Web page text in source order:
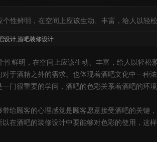
个性鲜明，在空间上应该生动、丰富，给人以轻
设计,酒吧装修设计
明，在空间上应该生动、丰富，给人以轻松
于酒精之外的需求。也体现着酒吧文化中一种
门很重要的学问，酒吧的色彩关系着酒吧的环
顾客的心理感觉是顾客愿意接受酒吧的关键
以在酒吧的装修设计中要能够对色彩的使用，这